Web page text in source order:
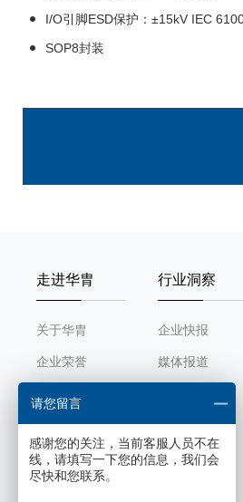
I/O引脚ESD保护：±15kV IEC
SOP8封装
走进华胄
关于华胄
企业荣誉
发展历程
组织架构
企业文化
行业洞察
企业快报
媒体报道
请您留言
感谢您的关注，当前客服人员不在
线，请填写一下您的信息，我们会
尽快和您联系。